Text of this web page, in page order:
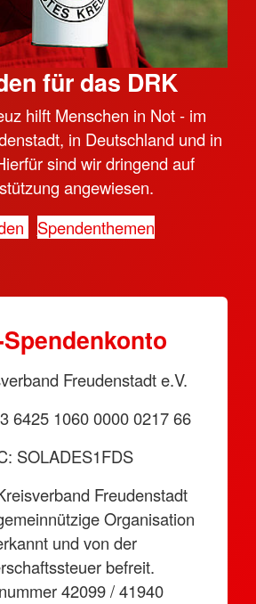
für das DRK
hilft Menschen in Not - im
in Deutschland und in
sind wir dringend auf
angewiesen.
Spendenthemen
Spendenkonto
Freudenstadt e.V.
6425 1060 0000 0217 66
SOLADES1FDS
Freudenstadt
Organisation
und von der
befreit.
42099 / 41940